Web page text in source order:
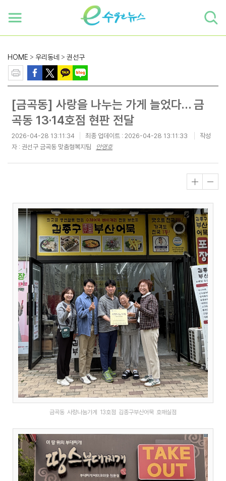
HOME > 우리동네 > 권선구
[금곡동] 사랑을 나누는 가게 늘었다… 금
곡동 13·14호점 현판 전달
2026-04-28 13:11:34 최종 업데이트 : 2026-04-28 13:11:33
작성
자 : 권선구 금곡동 맞춤형복지팀
안영호
금곡동 사랑나눔가게 13호점 김종구부산어묵 호매실점